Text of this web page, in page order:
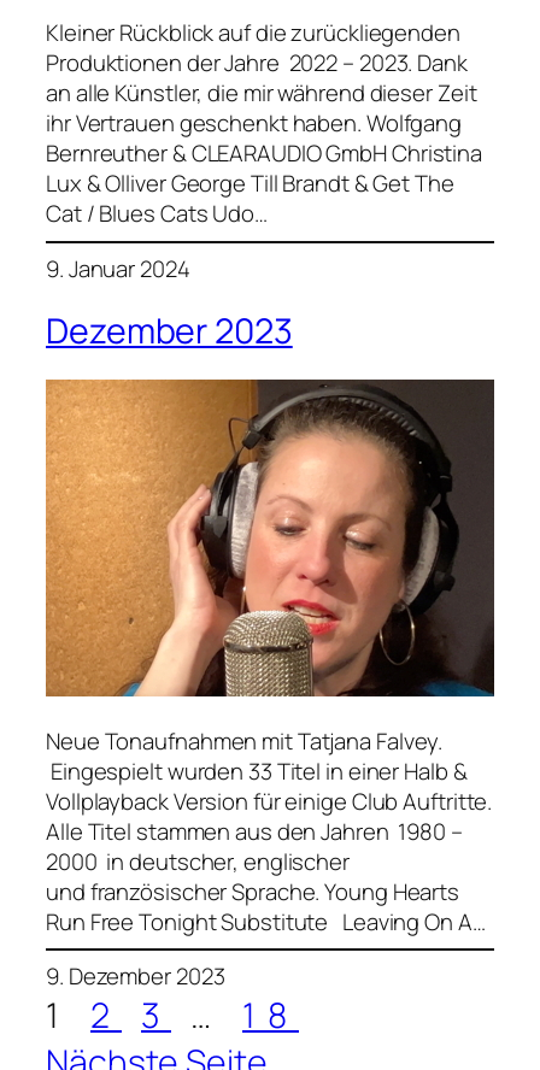
Kleiner Rückblick auf die zurückliegenden
Produktionen der Jahre 2022 – 2023. Dank
an alle Künstler, die mir während dieser Zeit
ihr Vertrauen geschenkt haben. Wolfgang
Bernreuther & CLEARAUDIO GmbH Christina
Lux & Olliver George Till Brandt & Get The
Cat / Blues Cats Udo…
9. Januar 2024
Dezember 2023
Neue Tonaufnahmen mit Tatjana Falvey.
Eingespielt wurden 33 Titel in einer Halb &
Vollplayback Version für einige Club Auftritte.
Alle Titel stammen aus den Jahren 1980 –
2000 in deutscher, englischer
und französischer Sprache. Young Hearts
Run Free Tonight Substitute Leaving On A…
9. Dezember 2023
1 2 3 …
18